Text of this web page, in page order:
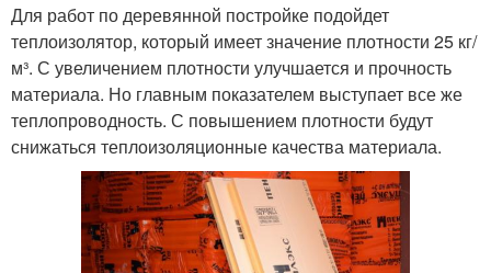
Для работ по деревянной постройке подойдет
теплоизолятор, который имеет значение плотности 25 кг/
м³. С увеличением плотности улучшается и прочность
материала. Но главным показателем выступает все же
теплопроводность. С повышением плотности будут
снижаться теплоизоляционные качества материала.